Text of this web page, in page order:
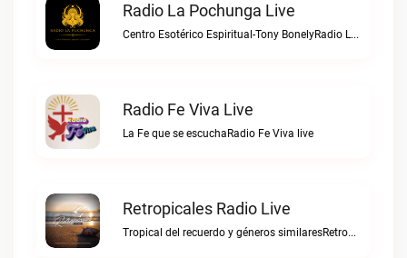
Radio La Pochunga Live
Centro Esotérico Espiritual-Tony BonelyRadio La Pochunga live
Radio Fe Viva Live
La Fe que se escuchaRadio Fe Viva live
Retropicales Radio Live
Tropical del recuerdo y géneros similaresRetropicales Radio live